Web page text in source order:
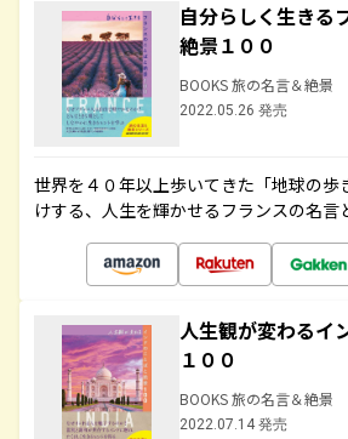
自分らしく生きる
絶景１００
BOOKS 旅の名言＆絶景
2022.05.26 発売
世界を４０年以上歩いてきた「地球の歩
けする、人生を輝かせるフランスの名言
人生観が変わるイ
１００
BOOKS 旅の名言＆絶景
2022.07.14 発売